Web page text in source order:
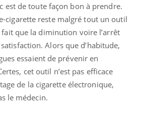
de toute façon bon à prendre.
cigarette reste malgré tout un outil
fait que la diminution voire l’arrêt
Alors que d’habitude,
essaient de prévenir en
cet outil n’est pas efficace
de la cigarette électronique,
le médecin.
& Ramadan 2026